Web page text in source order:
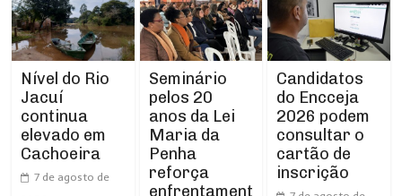
Nível do Rio
Jacuí
continua
elevado em
Cachoeira
7 de agosto de
Seminário
pelos 20
anos da Lei
Maria da
Penha
reforça
enfrentament
Candidatos
do Encceja
2026 podem
consultar o
cartão de
inscrição